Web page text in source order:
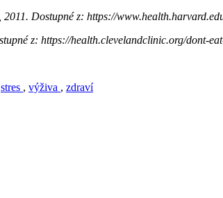
Dostupné z: https://
z: https://health.clevelandclinic.org/dont-
stres , výživa , zdraví